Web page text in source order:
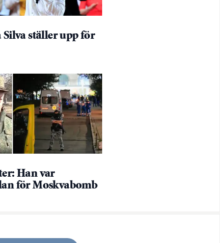
Silva ställer upp för
Han var
för Moskvabomb